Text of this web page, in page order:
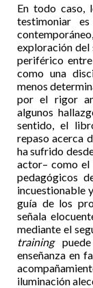
En todo caso,
testimoniar
exploración del
periférico
como una
menos
por el rigor
algunos
sentido, el
repaso acerca
ha sufrido
actor– como el
pedagógicos
incuestionable
guía de los
señala
mediante el
trainingpuede
enseñanza en
iluminación